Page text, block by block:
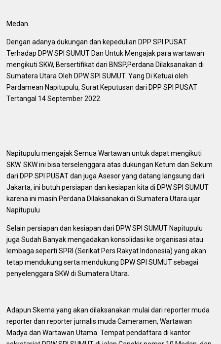
Medan.
Dengan adanya dukungan dan kepedulian DPP SPI PUSAT
Terhadap DPW SPI SUMUT Dan Untuk Mengajak para wartawan
mengikuti SKW, Bersertifikat dari BNSP,Perdana Dilaksanakan di
Sumatera Utara Oleh DPW SPI SUMUT.Yang Di Ketuai oleh
Pardamean Napitupulu, Surat Keputusan dari DPP SPI PUSAT
Tertangal 14 September 2022.
Napitupulu mengajak Semua Wartawan untuk dapat mengikuti
SKW.SKW ini bisa terselenggara atas dukungan Ketum dan Sekum
dari DPP SPI PUSAT dan juga Asesor yang datang langsung dari
Jakarta, ini butuh persiapan dan kesiapan kita di DPW SPI SUMUT
karena ini masih Perdana Dilaksanakan di Sumatera Utara.ujar
Napitupulu
Selain persiapan dan kesiapan dari DPW SPI SUMUT Napitupulu
juga Sudah Banyak mengadakan konsolidasi ke organisasi atau
lembaga seperti SPRI (Serikat Pers Rakyat Indonesia) yang akan
tetap mendukung serta mendukung DPW SPI SUMUT sebagai
penyelenggara SKW di Sumatera Utara.
Adapun Skema yang akan dilaksanakan mulai dari reporter muda
reporter dan reporter jurnalis muda Cameramen, Wartawan
Madya dan Wartawan Utama.Tempat pendaftara di kantor